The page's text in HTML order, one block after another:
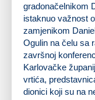
gradonačelnikom
istaknuo važnost
zamjenikom
Ogulin na čelu sa
završnoj
Karlovačke
vrtića,
dionici koji su na